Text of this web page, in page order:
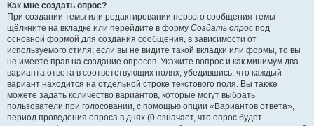
Как мне создать опрос?
При создании темы или редактировании первого сообщения темы
щёлкните на вкладке или перейдите в форму Создать опрос под
основной формой для создания сообщения, в зависимости от
используемого стиля; если вы не видите такой вкладки или формы, то вы
не имеете прав на создание опросов. Укажите вопрос и как минимум два
варианта ответа в соответствующих полях, убедившись, что каждый
вариант находится на отдельной строке текстового поля. Вы также
можете задать количество вариантов, которые могут выбрать
пользователи при голосовании, с помощью опции «Вариантов ответа»,
период проведения опроса в днях (0 означает, что опрос будет